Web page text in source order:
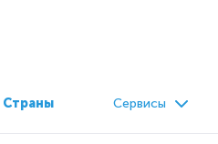
Страны Сервисы